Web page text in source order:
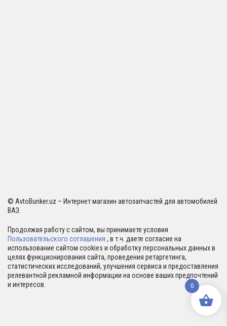
© AvtoBunker.uz – Интернет магазин автозапчастей для автомобилей
ВАЗ.
Продолжая работу с сайтом, вы принимаете условия
Пользовательского соглашения , в т.ч. даете согласие на
использование сайтом cookies и обработку персональных данных в
целях функционирования сайта, проведения ретаргетинга,
статистических исследований, улучшения сервиса и предоставления
релевантной рекламной информации на основе ваших предпочтений
и интересов.
0